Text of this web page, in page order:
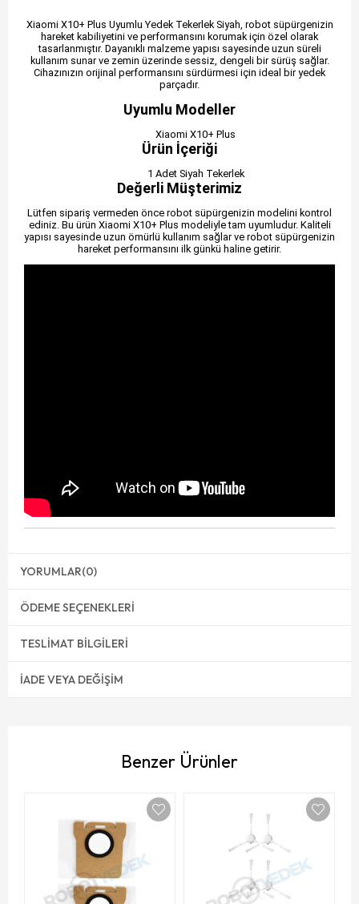
Xiaomi X10+ Plus Uyumlu Yedek Tekerlek Siyah, robot süpürgenizin
hareket kabiliyetini ve performansını korumak için özel olarak
tasarlanmıştır. Dayanıklı malzeme yapısı sayesinde uzun süreli
kullanım sunar ve zemin üzerinde sessiz, dengeli bir sürüş sağlar.
Cihazınızın orijinal performansını sürdürmesi için ideal bir yedek
parçadır.
Uyumlu Modeller
Xiaomi X10+ Plus
Ürün İçeriği
1 Adet Siyah Tekerlek
Değerli Müşterimiz
Lütfen sipariş vermeden önce robot süpürgenizin modelini kontrol
ediniz. Bu ürün Xiaomi X10+ Plus modeliyle tam uyumludur. Kaliteli
yapısı sayesinde uzun ömürlü kullanım sağlar ve robot süpürgenizin
hareket performansını ilk günkü haline getirir.
YORUMLAR(0)
ÖDEME SEÇENEKLERI
TESLIMAT BILGILERI
İADE VEYA DEĞIŞIM
Benzer Ürünler